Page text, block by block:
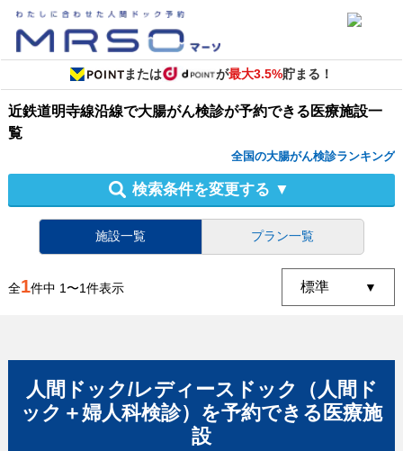
または が最大3.5%貯まる！
近鉄道明寺線沿線で大腸がん検診が予約できる医療施設一
覧
全国の大腸がん検診ランキング
検索条件を変更する ▼
施設一覧 プラン一覧
全1件中 1〜1件表示
人間ドック/レディースドック（人間ド
ック＋婦人科検診） を予約できる 医療施
設